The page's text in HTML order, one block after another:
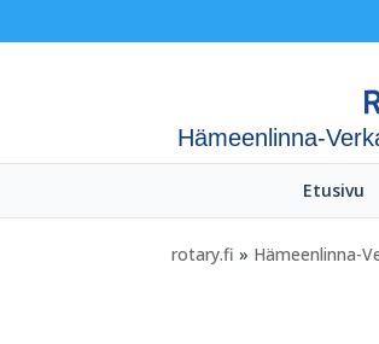
Hämeenlinna-
Etusivu
rotary.fi » Hämeenlinna-